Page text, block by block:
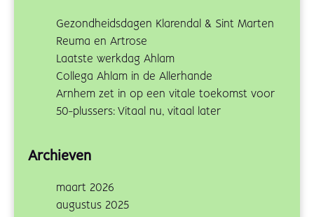
Gezondheidsdagen Klarendal & Sint Marten
Reuma en Artrose
Laatste werkdag Ahlam
Collega Ahlam in de Allerhande
Arnhem zet in op een vitale toekomst voor
50-plussers: Vitaal nu, vitaal later
Archieven
maart 2026
augustus 2025